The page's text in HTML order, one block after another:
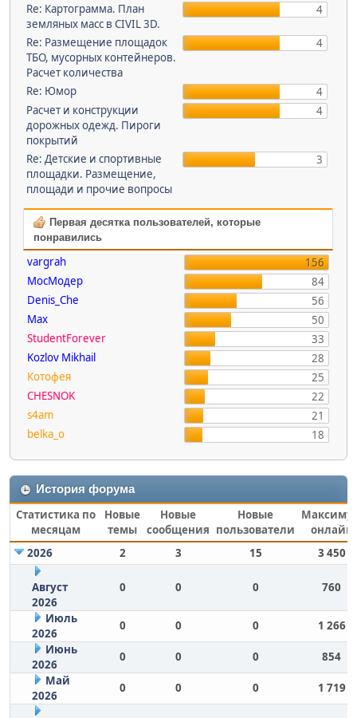
Re: Картограмма. План
земляных масс в CIVIL 3D.
4
Re: Размещение площадок
ТБО, мусорных контейнеров.
Расчет количества
4
Re: Юмор
4
Расчет и конструкции
дорожных одежд. Пироги
покрытий
4
Re: Детские и спортивные
площадки. Размещение,
площади и прочие вопросы
3
Первая десятка пользователей, которые
понравились
vargrah
156
МосМодер
84
Denis_Che
56
Max
50
StudentForever
33
Kozlov Mikhail
28
Котофея
25
CHESNOK
22
s4am
21
belka_o
18
История форума
Статистика по
месяцам
Новые
темы
Новые
сообщения
Новые
пользователи
онлайн
2026
2 3 15 3 450
Август
2026
0 0 0 760
Июль
2026
0 0 0
1 266
Июнь
2026
0 0 0
854
Май
2026
0 0 0 1 719